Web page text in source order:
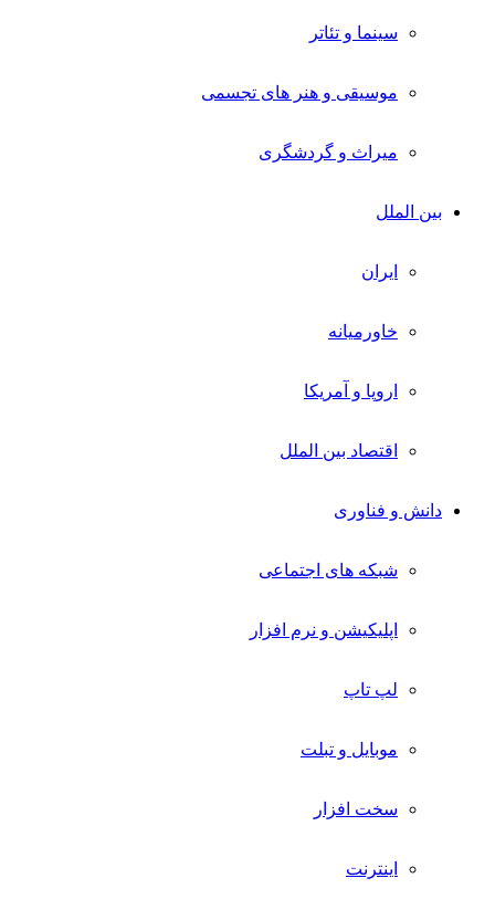
سینما و تئاتر
موسیقی و هنر های تجسمی
میراث و گردشگری
بین الملل
ایران
خاورمیانه
اروپا و آمریکا
اقتصاد بین الملل
دانش و فناوری
شبکه های اجتماعی
اپلیکیشن و نرم افزار
لپ تاپ
موبایل و تبلت
سخت افزار
اینترنت